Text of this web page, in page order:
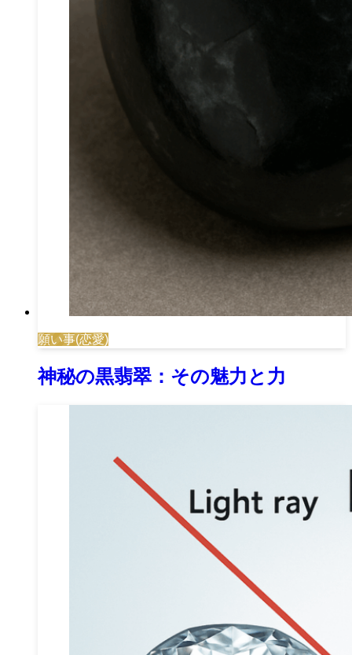
願い事(恋愛)
神秘の黒翡翠：その魅力と力